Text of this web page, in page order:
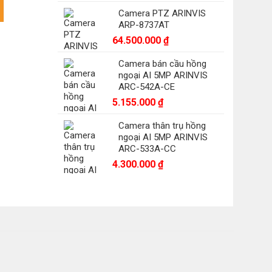
A-I1-B-S5 số lượng
Camera PTZ ARINVIS
ARP-8737AT
64.500.000 ₫
Camera bán cầu hồng
ngoại AI 5MP ARINVIS
ARC-542A-CE
5.155.000 ₫
Camera thân trụ hồng
ngoại AI 5MP ARINVIS
ARC-533A-CC
4.300.000 ₫